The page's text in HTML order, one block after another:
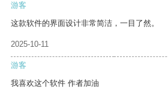
游客
这款软件的界面设计非常简洁，一目了然。
2025-10-11
游客
我喜欢这个软件 作者加油